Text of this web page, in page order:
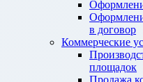
в договор
Коммерческие
площадок
Продажа